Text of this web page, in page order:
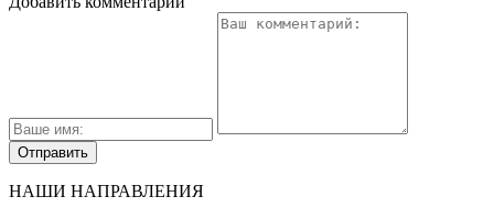
НАШИ НАПРАВЛЕНИЯ